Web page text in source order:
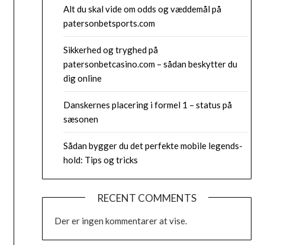
Alt du skal vide om odds og væddemål på
patersonbetsports.com
Sikkerhed og tryghed på
patersonbetcasino.com – sådan beskytter du
dig online
Danskernes placering i formel 1 – status på
sæsonen
Sådan bygger du det perfekte mobile legends-
hold: Tips og tricks
RECENT COMMENTS
Der er ingen kommentarer at vise.